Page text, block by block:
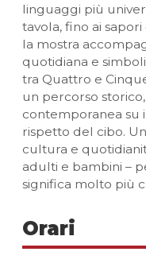
linguaggi più
tavola, fino ai
la mostra
quotidiana e
tra Quattro e
un percorso
contemporanea su
rispetto del cibo.
cultura e
adulti e bambini –
significa molto più
Orari